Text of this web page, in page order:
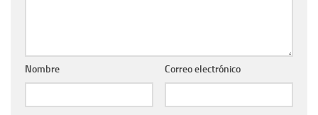
Nombre Correo electrónico